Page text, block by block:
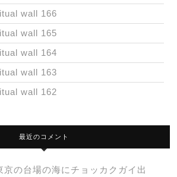
wall 166
wall 165
wall 164
wall 163
wall 162
最近のコメント
の台場の海にチョッカクガイ出